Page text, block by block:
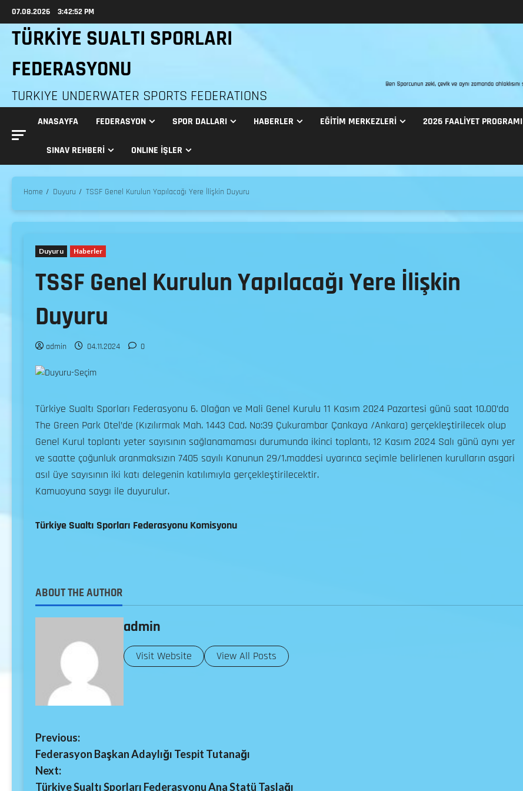
07.08.2026 3:42:54 PM
TÜRKİYE SUALTI SPORLARI
FEDERASYONU
TURKIYE UNDERWATER SPORTS FEDERATIONS
ANASAYFA FEDERASYON SPOR DALLARI HABERLER EĞITIM MERKEZLERI 2026 FAALİYET PROGRAMI
SINAV REHBERI ONLINE İŞLER
Home Duyuru TSSF Genel Kurulun Yapılacağı Yere İlişkin Duyuru
Duyuru Haberler
TSSF Genel Kurulun Yapılacağı Yere İlişkin
Duyuru
admin 04.11.2024 0
Türkiye Sualtı Sporları Federasyonu 6. Olağan ve Mali Genel Kurulu 11 Kasım 2024 Pazartesi günü saat 10.00’da
The Green Park Otel’de (Kızılırmak Mah. 1443 Cad. No:39 Çukurambar Çankaya /Ankara) gerçekleştirilecek olup
Genel Kurul toplantı yeter sayısının sağlanamaması durumunda ikinci toplantı, 12 Kasım 2024 Salı günü aynı yer
ve saatte çoğunluk aranmaksızın 7405 sayılı Kanunun 29/1.maddesi uyarınca seçimle belirlenen kurulların asgari
asıl üye sayısının iki katı delegenin katılımıyla gerçekleştirilecektir.
Kamuoyuna saygı ile duyurulur.
Türkiye Sualtı Sporları Federasyonu Komisyonu
ABOUT THE AUTHOR
admin
Visit Website View All Posts
Previous:
Federasyon Başkan Adaylığı Tespit Tutanağı
Next:
Türkiye Sualtı Sporları Federasyonu Ana Statü Taslağı